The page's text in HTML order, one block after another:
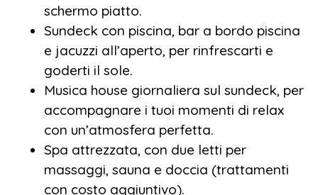
schermo piatto.
Sundeck con piscina, bar a bordo piscina
e jacuzzi all’aperto, per rinfrescarti e
goderti il sole.
Musica house giornaliera sul sundeck, per
accompagnare i tuoi momenti di relax
con un’atmosfera perfetta.
Spa attrezzata, con due letti per
massaggi, sauna e doccia (trattamenti
con costo aggiuntivo).